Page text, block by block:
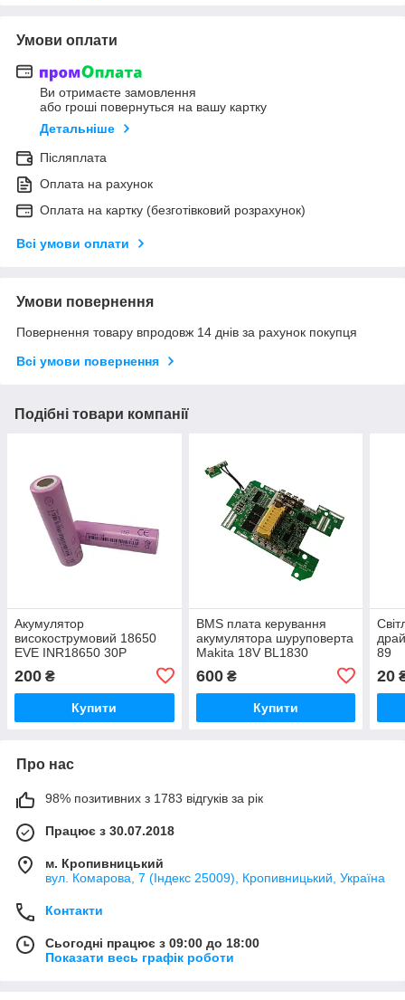
Умови оплати
Ви отримаєте замовлення
або гроші повернуться на вашу картку
Детальніше
Післяплата
Оплата на рахунок
Оплата на картку (безготівковий розрахунок)
Всі умови оплати
Умови повернення
Повернення товару впродовж 14 днів за рахунок покупця
Всі умови повернення
Подібні товари компанії
Акумулятор
високострумовий 18650
EVE INR18650 30P
3000mAh 3.6V - постійний
струм до 30A
200 ₴
Купити
BMS плата керування
акумулятора шуруповерта
Makita 18V BL1830
сумісна з BL1815 BL1860
LXT400 Bl1850
600₴
Купити
89
20
Про нас
98% позитивних з 1783 відгуків за рік
Працює з 30.07.2018
м. Кропивницький
вул. Комарова, 7 (Індекс 25009), Кропивницький, Україна
Контакти
Сьогодні працює з 09:00 до 18:00
Показати весь графік роботи